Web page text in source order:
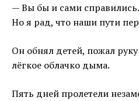
— Вы бы и сами
Но я рад, что наши пути
Он обнял детей, пожал
лёгкое облачко дыма.
Пять дней пролетели